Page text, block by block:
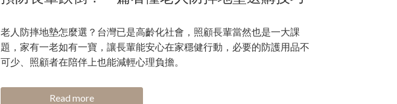
老人防摔地墊怎麼選？台灣已是高齡化社會，照顧長輩當然也是一大課
題，家有一老如有一寶，讓長輩能安心在家穩健行動，必要的防護用品不
可少、照顧者在陪伴上也能減輕心理負擔。
Read more